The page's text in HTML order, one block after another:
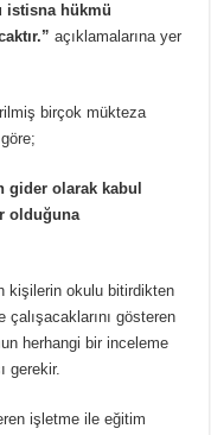
istisna hükmü
açıklamalarına yer
birçok mükteza
gider olarak kabul
olduğuna
kişilerin okulu bitirdikten
gösteren
herhangi bir inceleme
gerekir.
işletme ile eğitim